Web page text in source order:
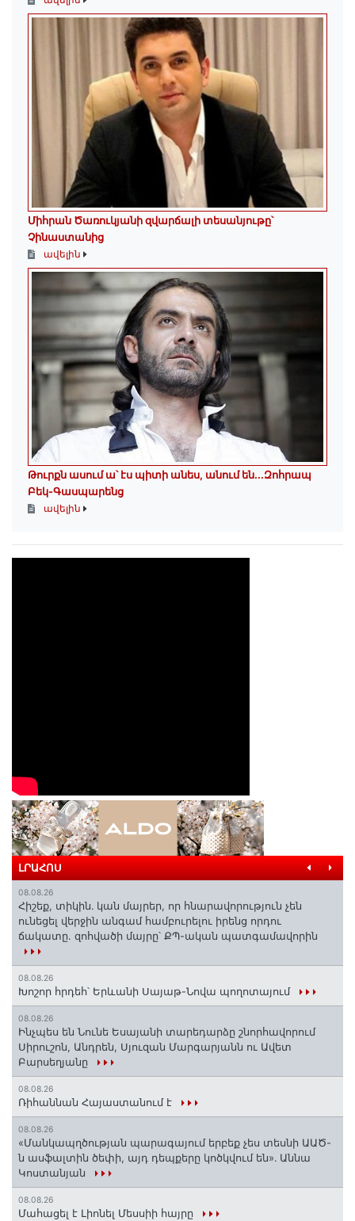
Միհրան Ծառուկյանի զվարճալի տեսանյութը՝
Չինաստանից
ավելին
Թուրքն ասում ա՝ էս պիտի անես, անում են․․․Զոհրապ
Բեկ-Գասպարենց
ավելին
ԼՐԱՀՈՍ
08.08.26
Հիշեք, տիկին․ կան մայրեր, որ հնարավորություն չեն
ունեցել վերջին անգամ համբուրելու իրենց որդու
ճակատը. զոհվածի մայրը՝ ՔՊ-ական պատգամավորին
08.08.26
Խոշոր հրդեհ՝ Երևանի Սայաթ-Նովա պողոտայում
08.08.26
Ինչպես են Նունե Եսայանի տարեդարձը շնորհավորում
Սիրուշոն, Անդրեն, Սյուզան Մարգարյանն ու Ավետ
Բարսեղյանը
08.08.26
Ռիհաննան Հայաստանում է
08.08.26
«Մանկապղծության պարագայում երբեք չես տեսնի ԱԱԾ-
ն ասֆալտին ծեփի, այդ դեպքերը կոծկվում են»․ Աննա
Կոստանյան
08.08.26
Մահացել է Լիոնել Մեսսիի հայրը